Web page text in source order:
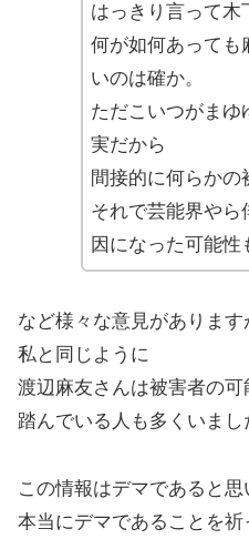
はっきり言って木
何が如何あっても
いのは確か。
ただこいつがまゆ
実だから
間接的に何らかの
それで芸能界やら
因になった可能性
など様々な意見があります
私と同じように
渡辺麻友さんは被害者の可
踏んでいる人も多くいまし
この情報はデマであると思
本当にデマであることを祈